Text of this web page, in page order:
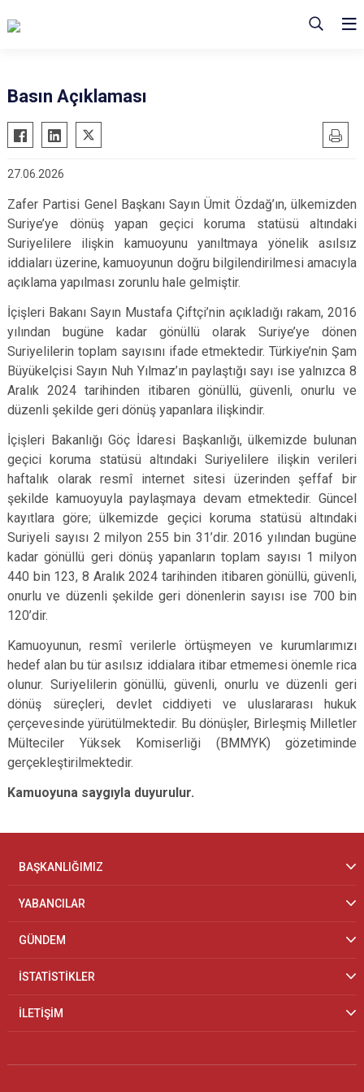
Basın Açıklaması
27.06.2026
Zafer Partisi Genel Başkanı Sayın Ümit Özdağ’ın, ülkemizden
Suriye’ye dönüş yapan geçici koruma statüsü altındaki
Suriyelilere ilişkin kamuoyunu yanıltmaya yönelik asılsız
iddiaları üzerine, kamuoyunun doğru bilgilendirilmesi amacıyla
açıklama yapılması zorunlu hale gelmiştir.
İçişleri Bakanı Sayın Mustafa Çiftçi’nin açıkladığı rakam, 2016
yılından bugüne kadar gönüllü olarak Suriye’ye dönen
Suriyelilerin toplam sayısını ifade etmektedir. Türkiye’nin Şam
Büyükelçisi Sayın Nuh Yılmaz’ın paylaştığı sayı ise yalnızca 8
Aralık 2024 tarihinden itibaren gönüllü, güvenli, onurlu ve
düzenli şekilde geri dönüş yapanlara ilişkindir.
İçişleri Bakanlığı Göç İdaresi Başkanlığı, ülkemizde bulunan
geçici koruma statüsü altındaki Suriyelilere ilişkin verileri
haftalık olarak resmî internet sitesi üzerinden şeffaf bir
şekilde kamuoyuyla paylaşmaya devam etmektedir. Güncel
kayıtlara göre; ülkemizde geçici koruma statüsü altındaki
Suriyeli sayısı 2 milyon 255 bin 31’dir. 2016 yılından bugüne
kadar gönüllü geri dönüş yapanların toplam sayısı 1 milyon
440 bin 123, 8 Aralık 2024 tarihinden itibaren gönüllü, güvenli,
onurlu ve düzenli şekilde geri dönenlerin sayısı ise 700 bin
120’dir.
Kamuoyunun, resmî verilerle örtüşmeyen ve kurumlarımızı
hedef alan bu tür asılsız iddialara itibar etmemesi önemle rica
olunur. Suriyelilerin gönüllü, güvenli, onurlu ve düzenli geri
dönüş süreçleri, devlet ciddiyeti ve uluslararası hukuk
çerçevesinde yürütülmektedir. Bu dönüşler, Birleşmiş Milletler
Mülteciler Yüksek Komiserliği (BMMYK) gözetiminde
gerçekleştirilmektedir.
Kamuoyuna saygıyla duyurulur.
BAŞKANLIĞIMIZ
YABANCILAR
GÜNDEM
İSTATİSTİKLER
İLETİŞİM